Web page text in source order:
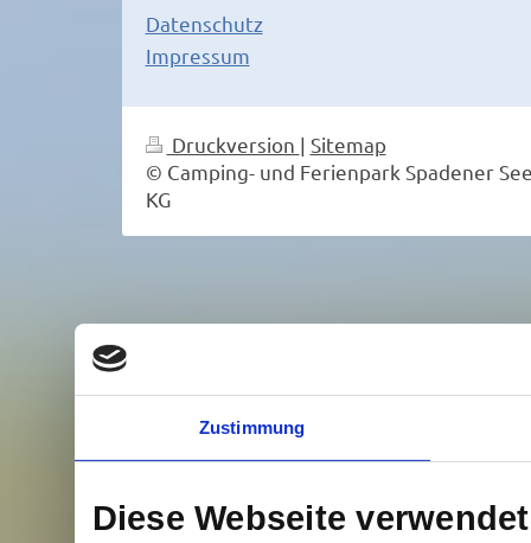
Zustimmung
Diese Webseite
Datenschutz
Impressum
Druckversion | Sitemap
© Camping- und Ferienpark Spadener
KG